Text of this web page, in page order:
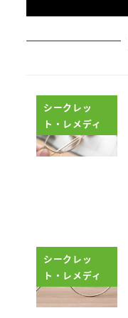
シークレッ
ト・レメディ
シークレッ
ト・レメディ